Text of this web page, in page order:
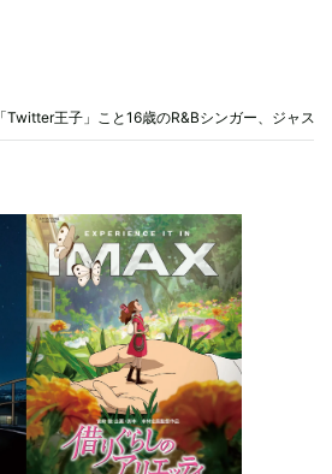
「Twitter王子」こと16歳のR&Bシンガー、ジャス